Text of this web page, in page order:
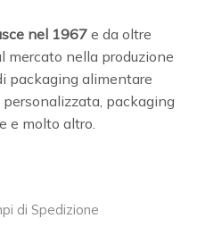
nel 1967e da oltre
mercato nella produzione
packaging alimentare
packaging
e molto altro.
di Spedizione